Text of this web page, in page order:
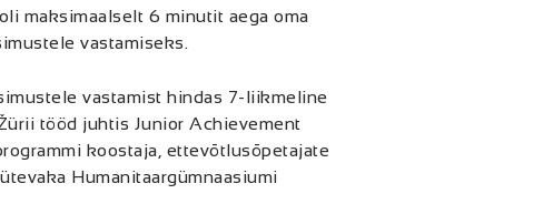
maksimaalselt 6 minutit aega oma
vastamiseks.
vastamist hindas 7-liikmeline
tööd juhtis Junior Achievement
koostaja, ettevõtlusõpetajate
Humanitaargümnaasiumi